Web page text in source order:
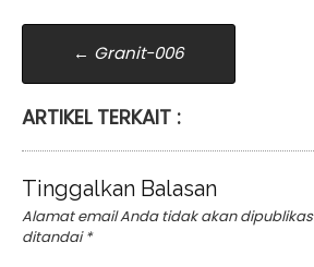
Post
navigation
← Granit-006
ARTIKEL TERKAIT :
Tinggalkan Balasan
Alamat email Anda tidak akan
ditandai*